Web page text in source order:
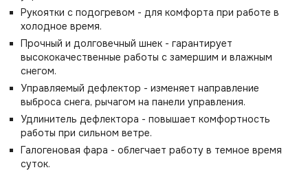
Рукоятки с подогревом - для комфорта при работе в
холодное время.
Прочный и долговечный шнек - гарантирует
высококачественные работы с замершим и влажным
снегом.
Управляемый дефлектор - изменяет направление
выброса снега, рычагом на панели управления.
Удлинитель дефлектора - повышает комфортность
работы при сильном ветре.
Галогеновая фара - облегчает работу в темное время
суток.